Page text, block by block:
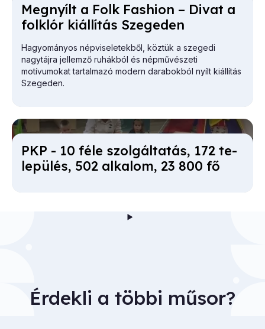
Meg­nyílt a Folk Fashi­on – Di­vat a
folk­lór ki­ál­lí­tás Sze­ge­den
Hagyományos népviseletekből, köztük a szegedi
nagytájra jellemző ruhákból és népművészeti
motívumokat tartalmazó modern darabokból nyílt kiállítás
Szegeden.
PKP - 10 fé­le szol­gál­ta­tás, 172 te­
le­pü­lés, 502 al­ka­lom, 23 800 fő
Érdekli a többi műsor?